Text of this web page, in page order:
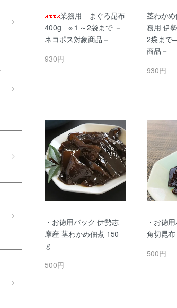
業務用 まぐろ昆布
400g ※１～2袋まで －
ネコポス対象商品－
930円
茎わか
務用 伊
2袋まで
商品－
930円
・お徳用パック 伊勢志
摩産 茎わかめ佃煮 150
ｇ
500円
・お徳
角切昆布
500円